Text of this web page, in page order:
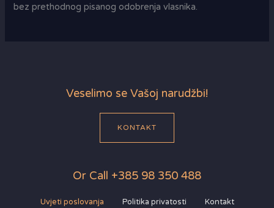
bez prethodnog pisanog odobrenja vlasnika.
Veselimo se Vašoj narudžbi!
KONTAKT
Or Call +385 98 350 488
Uvjeti poslovanja Politika privatosti Kontakt